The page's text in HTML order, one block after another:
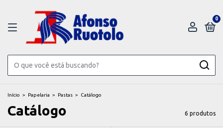
0
Início > Papelaria > Pastas > Catálogo
Catálogo 6 produtos